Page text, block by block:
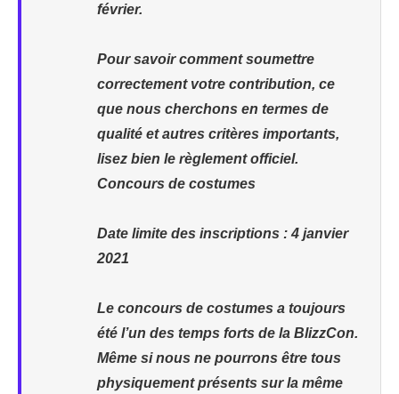
février.
Pour savoir comment soumettre
correctement votre contribution, ce
que nous cherchons en termes de
qualité et autres critères importants,
lisez bien le règlement officiel.
Concours de costumes
Date limite des inscriptions : 4 janvier
2021
Le concours de costumes a toujours
été l’un des temps forts de la BlizzCon.
Même si nous ne pourrons être tous
physiquement présents sur la même